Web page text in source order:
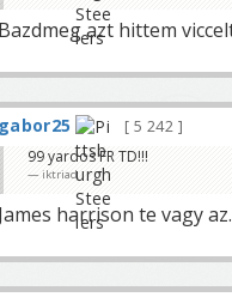
Bazdmeg azt hittem
gabor25
5 242
99 yardos FR TD!!!
iktriad
James harrison te vagy